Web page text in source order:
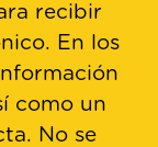
recibir
En los
como un
No se